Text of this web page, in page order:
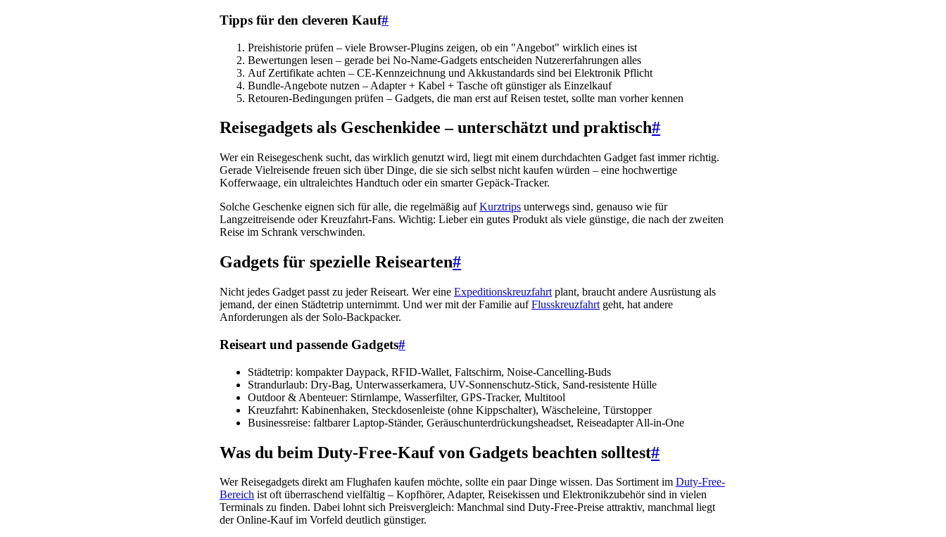
Tipps für den cleveren Kauf#
Preishistorie prüfen – viele Browser-Plugins zeigen, ob ein "Angebot" wirklich eines ist
Bewertungen lesen – gerade bei No-Name-Gadgets entscheiden Nutzererfahrungen alles
Auf Zertifikate achten – CE-Kennzeichnung und Akkustandards sind bei Elektronik Pflicht
Bundle-Angebote nutzen – Adapter + Kabel + Tasche oft günstiger als Einzelkauf
Retouren-Bedingungen prüfen – Gadgets, die man erst auf Reisen testet, sollte man vorher kennen
Reisegadgets als Geschenkidee – unterschätzt und praktisch#
Wer ein Reisegeschenk sucht, das wirklich genutzt wird, liegt mit einem durchdachten Gadget fast immer richtig.
Gerade Vielreisende freuen sich über Dinge, die sie sich selbst nicht kaufen würden – eine hochwertige
Kofferwaage, ein ultraleichtes Handtuch oder ein smarter Gepäck-Tracker.
Solche Geschenke eignen sich für alle, die regelmäßig aufKurztrips unterwegs sind, genauso wie für
Langzeitreisende oder Kreuzfahrt-Fans. Wichtig: Lieber ein gutes Produkt als viele günstige, die nach der zweiten
Reise im Schrank verschwinden.
Gadgets für spezielle Reisearten#
Nicht jedes Gadget passt zu jeder Reiseart. Wer eine Expeditionskreuzfahrt plant, braucht andere Ausrüstung als
jemand, der einen Städtetrip unternimmt. Und wer mit der Familie aufFlusskreuzfahrt geht, hat andere
Anforderungen als der Solo-Backpacker.
Reiseart und passende Gadgets#
Städtetrip: kompakter Daypack, RFID-Wallet, Faltschirm, Noise-Cancelling-Buds
Strandurlaub: Dry-Bag, Unterwasserkamera, UV-Sonnenschutz-Stick, Sand-resistente Hülle
Outdoor & Abenteuer: Stirnlampe, Wasserfilter, GPS-Tracker, Multitool
Kreuzfahrt: Kabinenhaken, Steckdosenleiste (ohne Kippschalter), Wäscheleine, Türstopper
Businessreise: faltbarer Laptop-Ständer, Geräuschunterdrückungsheadset, Reiseadapter All-in-One
Was du beim Duty-Free-Kauf von Gadgets beachten solltest#
Wer Reisegadgets direkt am Flughafen kaufen möchte, sollte ein paar Dinge wissen. Das Sortiment im Duty-Free-
Bereich ist oft überraschend vielfältig – Kopfhörer, Adapter, Reisekissen und Elektronikzubehör sind in vielen
Terminals zu finden. Dabei lohnt sich Preisvergleich: Manchmal sind Duty-Free-Preise attraktiv, manchmal liegt
der Online-Kauf im Vorfeld deutlich günstiger.